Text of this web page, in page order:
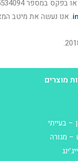
. אנו נעשה את מיטב
מוצרים
– בעייתי
– מגורה